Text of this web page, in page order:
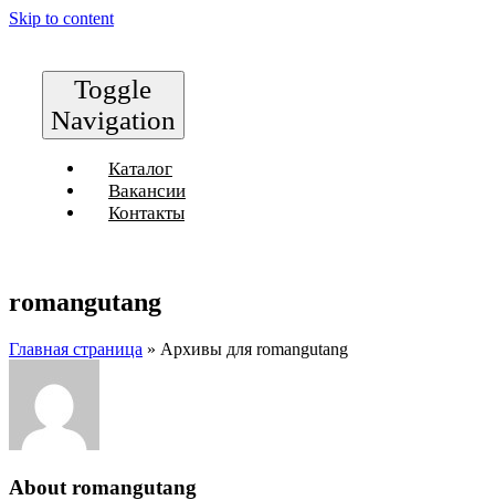
Skip to content
Toggle
Navigation
Каталог
Вакансии
Контакты
romangutang
Главная страница » Архивы для romangutang
About romangutang